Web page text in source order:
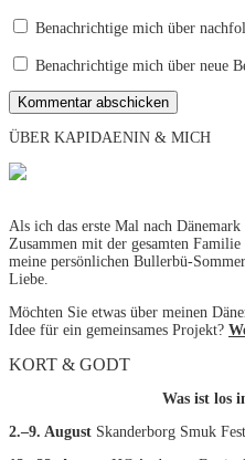
Benachrichtige mich über
Benachrichtige mich über neue
ÜBER KAPIDAENIN & MICH
Als ich das erste Mal nach
Zusammen mit der gesamten
meine persönlichen Bullerbü-
Liebe.
Möchten Sie etwas über meinen
Idee für ein gemeinsames Projekt?
KORT & GODT
Was ist los
2.–9. August Skanderborg Smuk